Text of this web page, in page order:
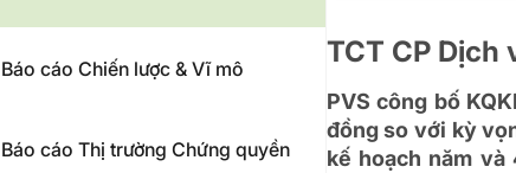
Báo cáo Chiến lược & Vĩ mô
Báo cáo Thị trường Chứng quyền
TCT CP Dịch
PVS công bố
đồng so với kỳ
kế hoạch năm